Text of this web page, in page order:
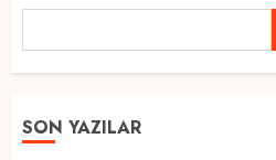
SON YAZILAR